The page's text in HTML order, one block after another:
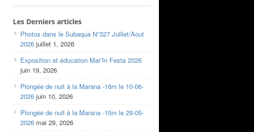
Les Derniers articles
Photos dans le Subaqua N°327 Juillet/Aout
2026 juillet 1, 2026
Exposition et éducation Mar’In Festa 2026
juin 19, 2026
Plongée de nuit à la Marana -16m le 10-06-
2026 juin 10, 2026
Plongée de nuit à la Marana -15m le 29-05-
2026 mai 29, 2026